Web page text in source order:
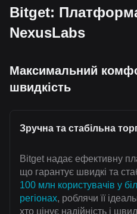
Bitget:
NexusLabs
Максимальний
швидкість
Зручна та стабільна
Bitget надає ефективну
що гарантує швидкі та
100 млн користувачів у
регіонах, роблячи її
хто цінує надійність і